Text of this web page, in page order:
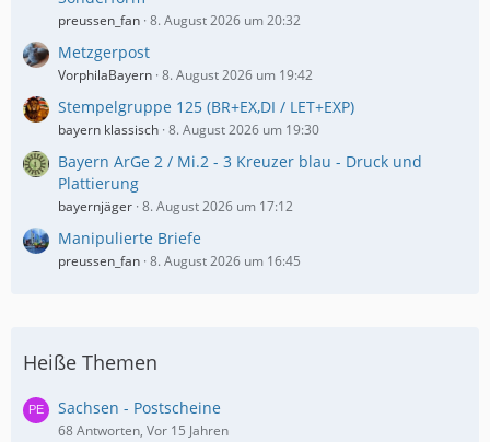
preussen_fan 8. August 2026 um 20:32
Metzgerpost
VorphilaBayern 8. August 2026 um 19:42
Stempelgruppe 125 (BR+EX,DI / LET+EXP)
bayern klassisch 8. August 2026 um 19:30
Bayern ArGe 2 / Mi.2 - 3 Kreuzer blau - Druck und
Plattierung
bayernjäger 8. August 2026 um 17:12
Manipulierte Briefe
preussen_fan 8. August 2026 um 16:45
Heiße Themen
Sachsen - Postscheine
68 Antworten, Vor 15 Jahren